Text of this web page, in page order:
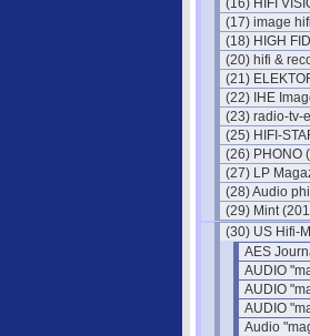
(16) HIFI
(17) image
(18) HIGH
(20) hifi &
(21)
(22) IHE
(23) radio-tv-
(25) HIFI-
(26) PHONO
(27) LP
(28) Audio
(29) Mint
(30) US Hifi-
AES
AUDIO
AUDIO
AUDIO
Audio